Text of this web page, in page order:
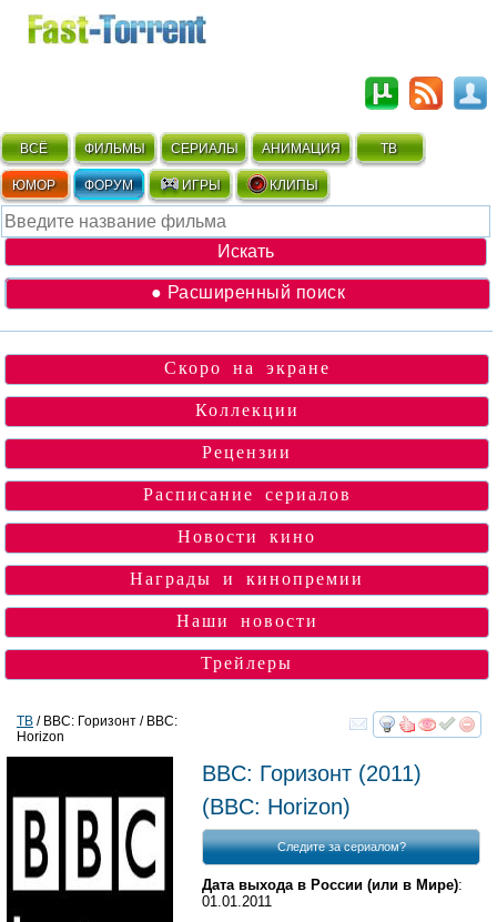
ВСЁ ФИЛЬМЫ СЕРИАЛЫ АНИМАЦИЯ ТВ
ЮМОР ФОРУМ ИГРЫ КЛИПЫ
● Расширенный поиск
Скоро на экране
Коллекции
Рецензии
Расписание сериалов
Новости кино
Награды и кинопремии
Наши новости
Трейлеры
смотреть
ТВ / BBC: Горизонт / BBC:
Horizon
BBC: Горизонт (2011)
(BBC: Horizon)
Следите за сериалом?
Дата выхода в России (или в Мире):
01.01.2011